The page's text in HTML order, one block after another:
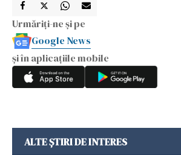
Urmăriți-ne și pe
Google News
și în aplicațiile mobile
ALTE ȘTIRI DE INTERES